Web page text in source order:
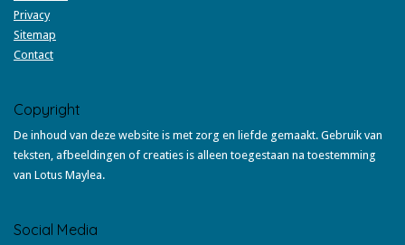
Privacy
Sitemap
Contact
Copyright
De inhoud van deze website is met zorg en liefde gemaakt. Gebruik van
teksten, afbeeldingen of creaties is alleen toegestaan na toestemming
van Lotus Maylea.
Social Media